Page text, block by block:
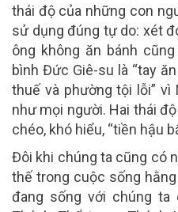
thái độ của những con
sử dụng đúng tự do: xét
ông không ăn bánh
bình Đức Giê-su là “tay
thuế và phường tội lỗi”
như mọi người. Hai thái
chéo, khó hiểu, “tiền hậu
Đôi khi chúng ta cũng có
thế trong cuộc sống
đang sống với chúng ta